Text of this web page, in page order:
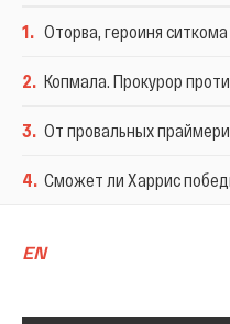
1. Оторва, героиня
2. Копмала. Прокурор
3. От провальных
4. Сможет ли Харрис
EN